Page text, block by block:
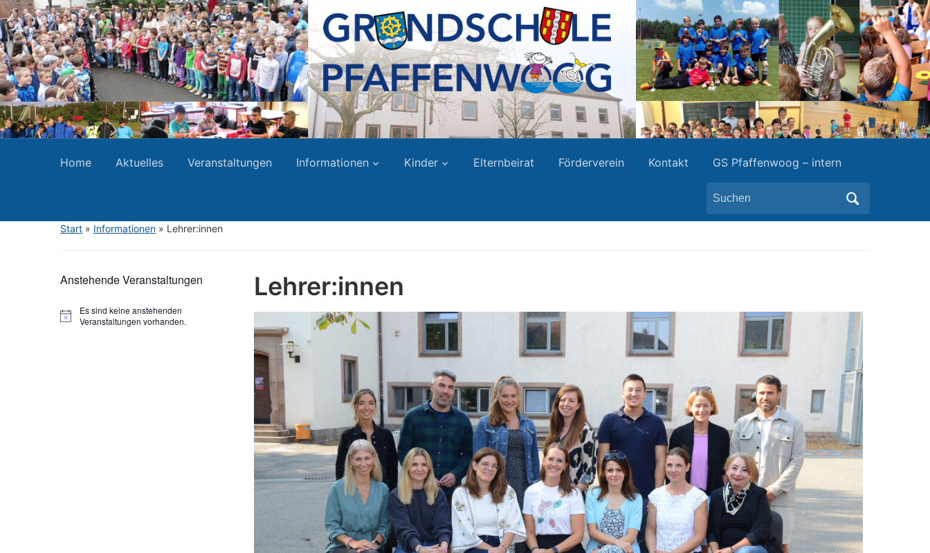
Home Aktuelles Veranstaltungen Informationen Kinder Elternbeirat Förderverein Kontakt GS Pfaffenwoog – intern
Search
for:
Start » Informationen » Lehrer:innen
Anstehende Veranstaltungen
Hinweis
Es sind keine anstehenden
Veranstaltungen vorhanden.
Lehrer:innen